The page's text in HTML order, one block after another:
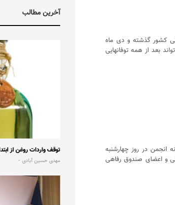
های صنفی کشور گذشته و دی ماه
بعد از همه توفانهایی
در روز چهارشنبه
فنی و اعضای صندوق رفاهی
آخرین مطالب
توقف واردات روغن از
مهدی حسین آبادی